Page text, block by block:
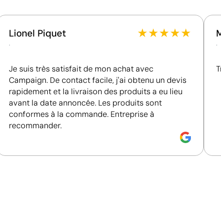
Impression de petits détails sur des surfaces
Bronze, se situant parmi les 35 % des meilleures
entreprises en matière de performance ESG.
Fournisseur certifié ISO 14001, attestant d'un
Lionel Piquet
.
★★★★★
Je suis très satisfait de mon achat avec
Campaign. De contact facile, j'ai obtenu un devis
rapidement et la livraison des produits a eu lieu
avant la date annoncée. Les produits sont
conformes à la commande. Entreprise à
recommander.
.